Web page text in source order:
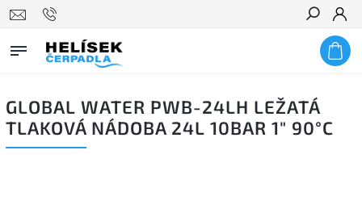
Hledat
GLOBAL WATER PWB-24LH LEŽATÁ
TLAKOVÁ NÁDOBA 24L 10BAR 1" 90°C